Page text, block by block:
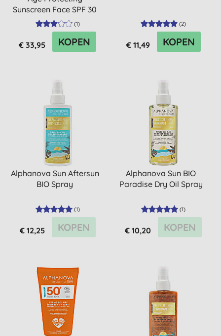
Sunscreen Face SPF 30
(1)
€ 33,95 KOPEN
(2)
€ 11,49 KOPEN
Alphanova Sun Aftersun
BIO Spray
(1)
€ 12,25 KOPEN
Alphanova Sun BIO
Paradise Dry Oil Spray
(1)
€ 10,20 KOPEN